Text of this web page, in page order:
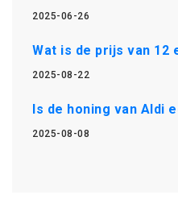
2025-06-26
Wat is de prijs van 12
2025-08-22
Is de honing van Aldi
2025-08-08